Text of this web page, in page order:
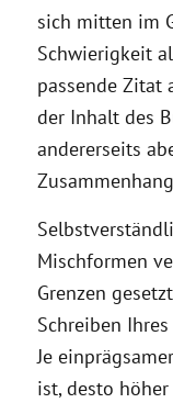
sich mitten im
Schwierigkeit
passende Zitat
der Inhalt des
andererseits
Mischformen
Grenzen
Schreiben
Je
ist, desto